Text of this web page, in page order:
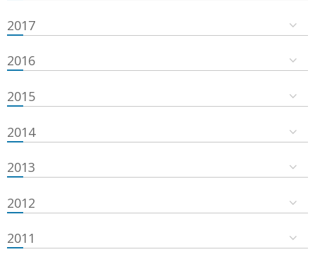
2017
2016
2015
2014
2013
2012
2011